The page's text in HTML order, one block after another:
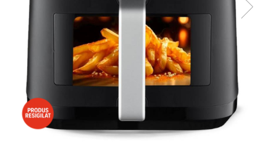
Hote de bucatarie
Incorporabile
Aparate frigorifice incorporabile
Cuptoare cu microunde
incorporabile
Hote incorporabile
Plite incorporabile
Masini spalat vase